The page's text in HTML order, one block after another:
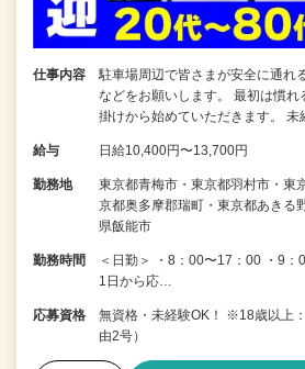
仕事内容
駐車場周辺で皆さまが安全に通れ
などをお願いします。 最初は慣
掛けから始めていただきます。
給与 日給10,400円〜13,700円
勤務地
東京都青梅市・東京都羽村市・東
京都奥多摩郡瑞町・東京都あきる
県飯能市
勤務時間
＜日勤＞ ・8：00〜17：00 ・9
1日から応…
応募資格
無資格・未経験OK！ ※18歳以上
由2号）